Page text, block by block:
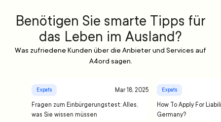
Benötigen Sie smarte Tipps für
das Leben im Ausland?
Was zufriedene Kunden über die Anbieter und Services auf
A4ord sagen.
Expats Mar 18, 2025
Fragen zum Einbürgerungstest: Alles,
was Sie wissen müssen
Expats
How To Apply For
Germany?